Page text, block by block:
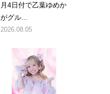
月4日付で乙葉ゆめか
がグル...
2026.08.05